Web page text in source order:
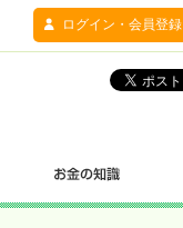
ログイン・会員登録